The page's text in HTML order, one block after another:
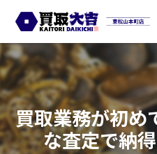
買取業務が初め
な査定で納